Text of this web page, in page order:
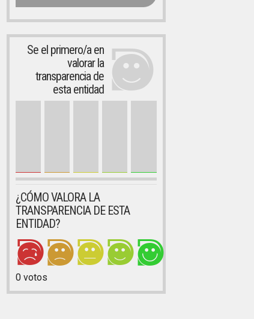
Se el primero/a en
valorar la
transparencia de
esta entidad
¿CÓMO VALORA LA
TRANSPARENCIA DE ESTA
ENTIDAD?
0votos